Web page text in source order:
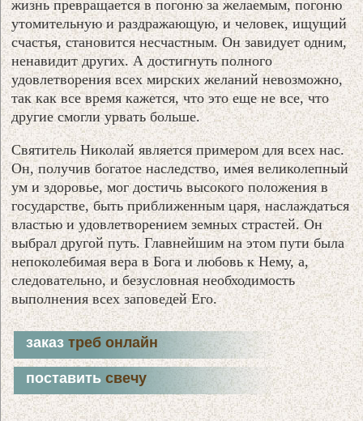
жизнь превращается в погоню за желаемым, погоню
утомительную и раздражающую, и человек, ищущий
счастья, становится несчастным. Он завидует одним,
ненавидит других. А достигнуть полного
удовлетворения всех мирских желаний невозможно,
так как всe время кажется, что это еще не все, что
другие смогли урвать больше.
Святитель Николай является примером для всех нас.
Он, получив богатое наследство, имея великолепный
ум и здоровье, мог достичь высокого положения в
государстве, быть приближенным царя, наслаждаться
властью и удовлетворением земных страстей. Он
выбрал другой путь. Главнейшим на этом пути была
непоколебимая вера в Бога и любовь к Нему, а,
следовательно, и безусловная необходимость
выполнения всех заповедей Его.
заказтреб онлайн
поставитьсвечу